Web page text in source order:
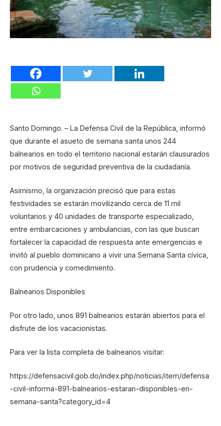
Santo Domingo. – La Defensa Civil de la República, informó
que durante el asueto de semana santa unos 244
balnearios en todo el territorio nacional estarán clausurados
por motivos de seguridad preventiva de la ciudadanía.
Asimismo, la organización precisó que para estas
festividades se estarán movilizando cerca de 11 mil
voluntarios y 40 unidades de transporte especializado,
entre embarcaciones y ambulancias, con las que buscan
fortalecer la capacidad de respuesta ante emergencias e
invitó al pueblo dominicano a vivir una Semana Santa cívica,
con prudencia y comedimiento.
Balnearios Disponibles
Por otro lado, unos 891 balnearios estarán abiertos para el
disfrute de los vacacionistas.
Para ver la lista completa de balnearios visitar:
https://defensacivil.gob.do/index.php/noticias/item/defensa
-civil-informa-891-balnearios-estaran-disponibles-en-
semana-santa?category_id=4